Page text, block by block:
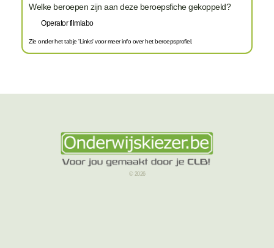
Welke beroepen zijn aan deze beroepsfiche gekoppeld?
Operator filmlabo
Zie onder het tabje 'Links' voor meer info over het beroepsprofiel.
© 2026